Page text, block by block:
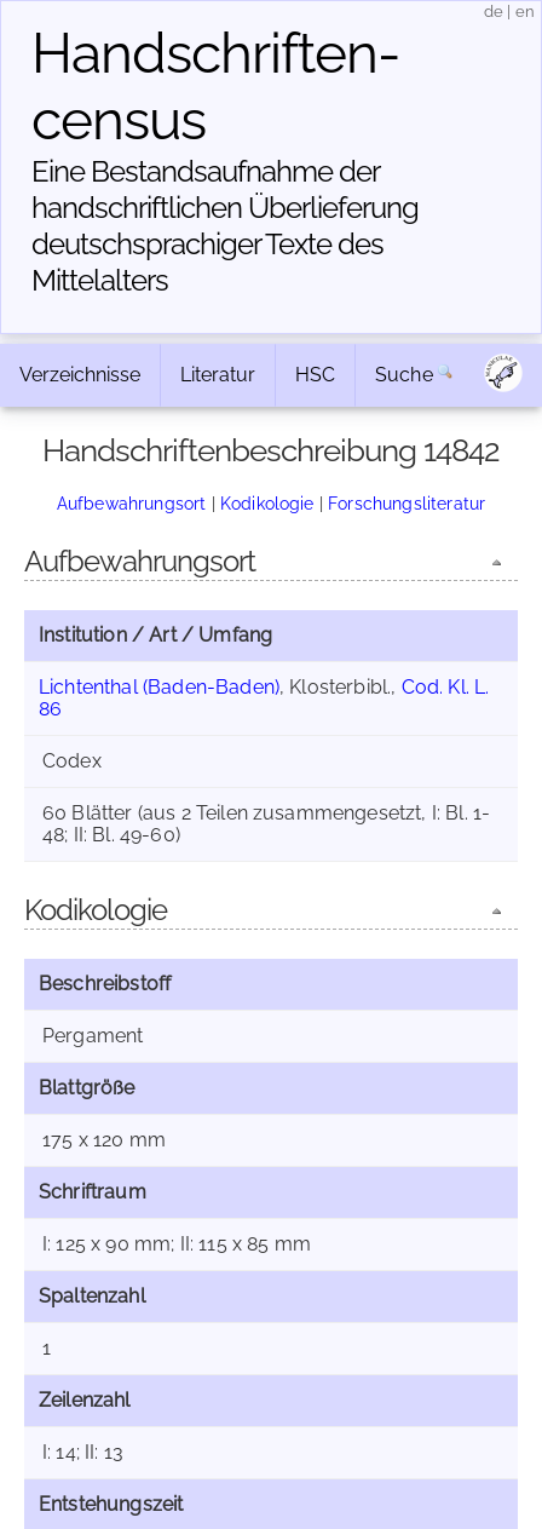
Handschriften­
census
Eine Bestandsaufnahme der
handschriftlichen Über­lieferung
deutschsprachiger Texte des
Mittelalters
de en
Verzeichnisse Literatur HSC Suche
Handschriftenbeschreibung 14842
Aufbewahrungsort | Kodikologie | Forschungsliteratur
Aufbewahrungsort
Institution / Art / Umfang
Lichtenthal (Baden-Baden), Klosterbibl., Cod. Kl. L.
86
Codex
60 Blätter (aus 2 Teilen zusammengesetzt, I: Bl. 1-
48; II: Bl. 49-60)
Kodikologie
Beschreibstoff
Pergament
Blattgröße
175 x 120 mm
Schriftraum
I: 125 x 90 mm; II: 115 x 85 mm
Spaltenzahl
1
Zeilenzahl
I: 14; II: 13
Entstehungszeit